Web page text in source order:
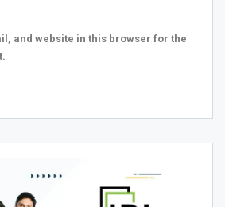
and website in this browser for the